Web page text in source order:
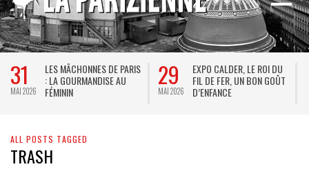
31
MAI 2026
LES MÂCHONNES DE PARIS
: LA GOURMANDISE AU
FÉMININ
29
MAI 2026
EXPO CALDER, LE ROI DU
FIL DE FER, UN BON GOÛT
D’ENFANCE
ALL POSTS TAGGED
TRASH